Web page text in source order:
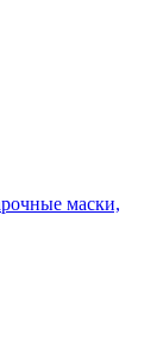
маски,